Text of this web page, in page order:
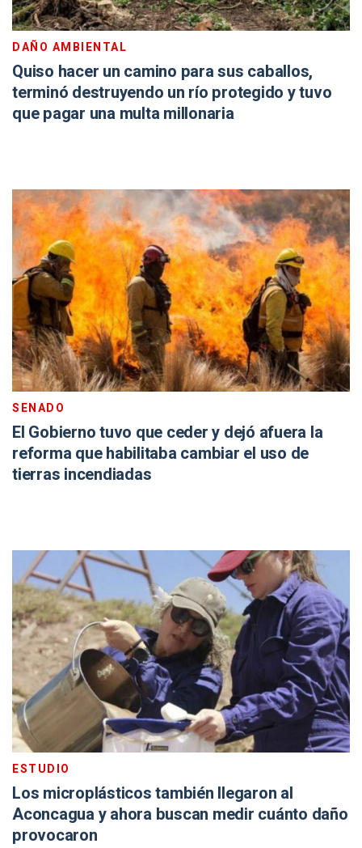
DAÑO AMBIENTAL
Quiso hacer un camino para sus caballos,
terminó destruyendo un río protegido y tuvo
que pagar una multa millonaria
SENADO
El Gobierno tuvo que ceder y dejó afuera la
reforma que habilitaba cambiar el uso de
tierras incendiadas
ESTUDIO
Los microplásticos también llegaron al
Aconcagua y ahora buscan medir cuánto daño
provocaron